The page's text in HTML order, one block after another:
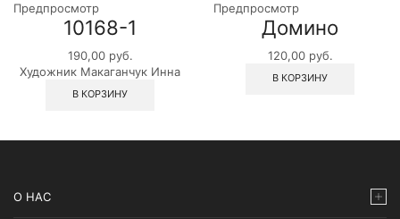
Предпросмотр
10168-1
190,00 руб.
Художник Макаганчук Инна
В КОРЗИНУ
Предпросмотр
Домино
120,00 руб.
В КОРЗИНУ
О НАС